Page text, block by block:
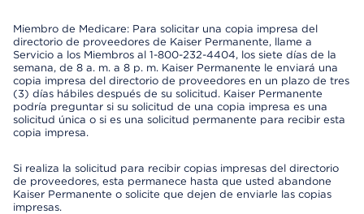
Miembro de Medicare: Para solicitar una copia impresa del
directorio de proveedores de Kaiser Permanente, llame a
Servicio a los Miembros al 1-800-232-4404, los siete días de la
semana, de 8 a. m. a 8 p. m. Kaiser Permanente le enviará una
copia impresa del directorio de proveedores en un plazo de tres
(3) días hábiles después de su solicitud. Kaiser Permanente
podría preguntar si su solicitud de una copia impresa es una
solicitud única o si es una solicitud permanente para recibir esta
copia impresa.
Si realiza la solicitud para recibir copias impresas del directorio
de proveedores, esta permanece hasta que usted abandone
Kaiser Permanente o solicite que dejen de enviarle las copias
impresas.